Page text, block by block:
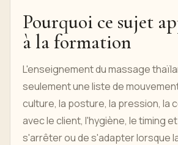
Pourquoi ce sujet
à la formation
L'enseignement du massage
seulement une liste de
culture, la posture, la pression, la
avec le client, l'hygiène, le timing
s'arrêter ou de s'adapter lorsque